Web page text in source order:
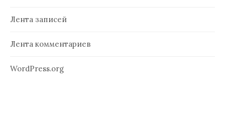
Лента записей
Лента комментариев
WordPress.org